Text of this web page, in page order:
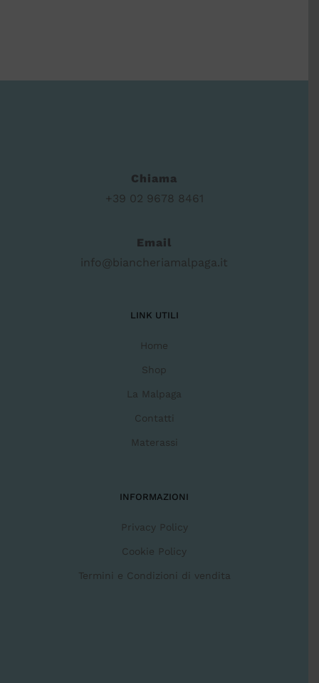
Chiama
+39 02 9678 8461
Email
info@biancheriamalpaga.it
LINK UTILI
Home
Shop
La Malpaga
Contatti
Materassi
INFORMAZIONI
Privacy Policy
Cookie Policy
Termini e Condizioni di vendita